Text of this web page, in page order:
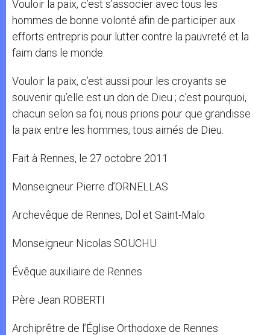
Vouloir la paix, c’est s’associer avec tous les
hommes de bonne volonté afin de participer aux
efforts entrepris pour lutter contre la pauvreté et la
faim dans le monde.
Vouloir la paix, c’est aussi pour les croyants se
souvenir qu’elle est un don de Dieu ; c’est pourquoi,
chacun selon sa foi, nous prions pour que grandisse
la paix entre les hommes, tous aimés de Dieu.
Fait à Rennes, le 27 octobre 2011
Monseigneur Pierre d’ORNELLAS
Archevêque de Rennes, Dol et Saint-Malo
Monseigneur Nicolas SOUCHU
Évêque auxiliaire de Rennes
Père Jean ROBERTI
Archiprêtre de l’Église Orthodoxe de Rennes